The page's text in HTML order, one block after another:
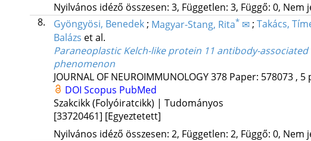
Nyilvános idéző összesen: 3, Független: 3, Függő: 0, Nem
8.
Gyöngyösi, Benedek; Magyar-Stang, Rita*✉; Takács,
Balázs et al.
Paraneoplastic Kelch-like protein 11 antibody-
phenomenon
JOURNAL OF NEUROIMMUNOLOGY378 Paper: 578073 , 5
DOI Scopus PubMed
Szakcikk (Folyóiratcikk) | Tudományos
[33720461] [Egyeztetett]
Nyilvános idéző összesen: 2, Független: 2, Függő: 0, Nem